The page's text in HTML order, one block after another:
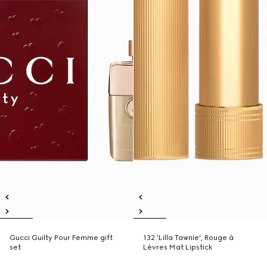
Gucci Guilty Pour Femme gift
set
132 'Lilla Tawnie', Rouge à
Lèvres Mat Lipstick